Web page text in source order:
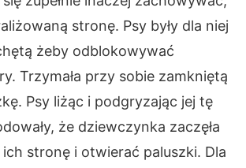
stronę. Psy były dla niej
żeby odblokowywać
Trzymała przy sobie zamkniętą
Psy liżąc i podgryzając jej tę
że dziewczynka zaczęła
stronę i otwierać paluszki. Dla